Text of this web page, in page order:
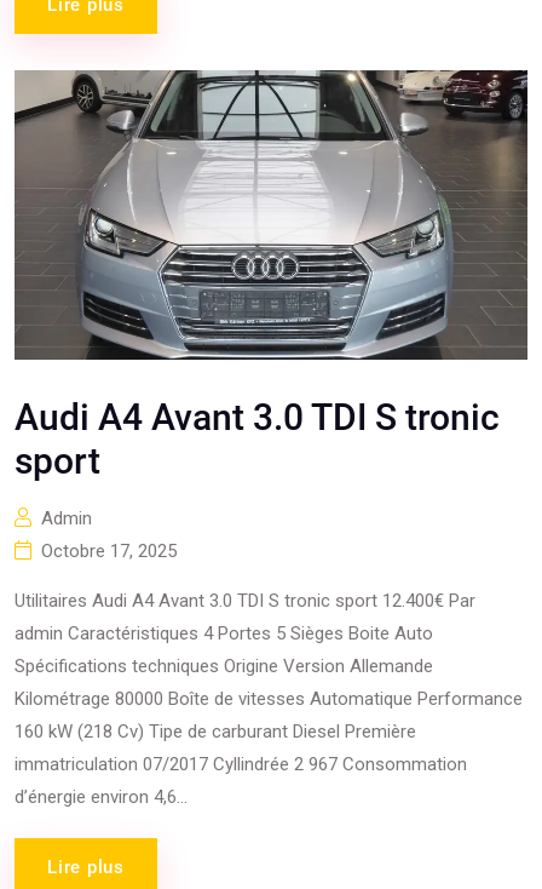
Lire plus
Audi A4 Avant 3.0 TDI S tronic
sport
Admin
Octobre 17, 2025
Utilitaires Audi A4 Avant 3.0 TDI S tronic sport 12.400€ Par
admin Caractéristiques 4 Portes 5 Sièges Boite Auto
Spécifications techniques Origine Version Allemande
Kilométrage 80000 Boîte de vitesses Automatique Performance
160 kW (218 Cv) Tipe de carburant Diesel Première
immatriculation 07/2017 Cyllindrée 2 967 Consommation
d’énergie environ 4,6...
Lire plus